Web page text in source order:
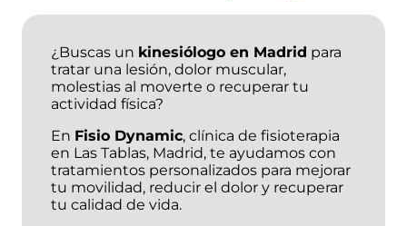
¿Buscas un kinesiólogo en Madrid para
tratar una lesión, dolor muscular,
molestias al moverte o recuperar tu
actividad física?
En Fisio Dynamic, clínica de fisioterapia
en Las Tablas, Madrid, te ayudamos con
tratamientos personalizados para mejorar
tu movilidad, reducir el dolor y recuperar
tu calidad de vida.